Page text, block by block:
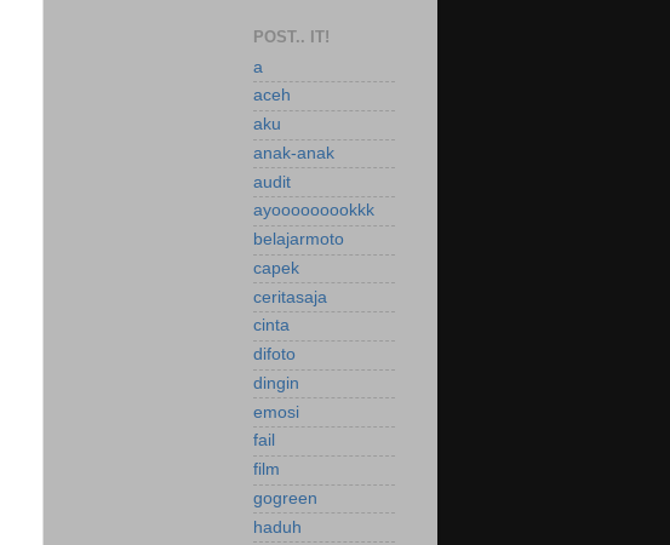
POST.. IT!
a
aceh
aku
anak-anak
audit
ayooooooookkk
belajarmoto
capek
ceritasaja
cinta
difoto
dingin
emosi
fail
film
gogreen
haduh